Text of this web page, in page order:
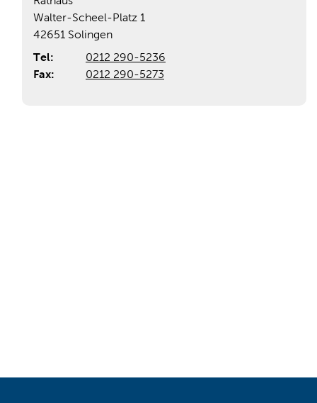
Walter-Scheel-Platz 1
42651 Solingen
Tel:
0212 290-5236
Fax:
0212 290-5273